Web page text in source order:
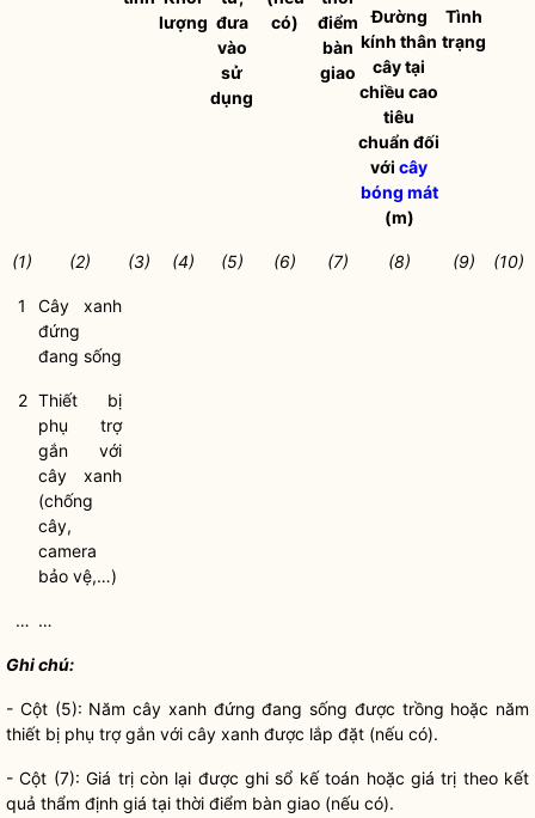
lượng đưa
vào
sử
dụng
có)
điểm
bàn
giao
Đường
kính thân
cây tại
chiều cao
tiêu
chuẩn đối
với cây
bóng mát
(m)
Tình
trạng
(1) (2) (3) (4) (5) (6) (7) (8) (9) (10)
1
Cây xanh
đứng
đang sống
2 Thiết bị
phụ trợ
gắn với
cây xanh
(chống
cây,
camera
bảo vệ,…)
… …
Ghi chú:
- Cột (5): Năm cây xanhđứng đang sống được trồng hoặc năm
thiết bị phụ trợ gắn với cây xanh được lắp đặt (nếu có).
- Cột (7): Giá trị còn lại được ghi sổ kế toán hoặc giá trị theo kết
quả thẩm định giá tại thời điểm bàn giao (nếu có).